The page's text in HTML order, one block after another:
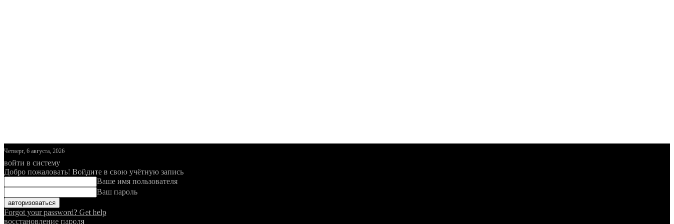
Четверг, 6 августа, 2026
войти в систему
Добро пожаловать! Войдите в свою учётную запись
Ваше имя пользователя
Ваш пароль
Forgot your password? Get help
восстановление пароля